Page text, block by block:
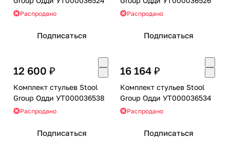
Распродано
Подписаться
Распродано
Подписаться
12 600 ₽
Комплект стульев Stool
Group Одди УТ000036538
Распродано
Подписаться
16 164 ₽
Комплект стульев Stool
Group Одди УТ000036534
Распродано
Подписаться